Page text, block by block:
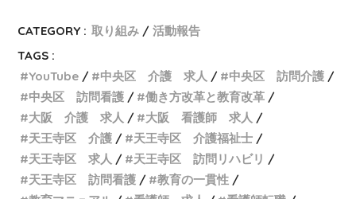
CATEGORY : 取り組み
活動報告
TAGS :
YouTube
中央区 介護 求人
中央区 訪問介護
中央区 訪問看護
働き方改革と教育改革
大阪 介護 求人
大阪 看護師 求人
天王寺区 介護
天王寺区 介護福祉士
天王寺区 求人
天王寺区 訪問リハビリ
天王寺区 訪問看護
教育の一貫性